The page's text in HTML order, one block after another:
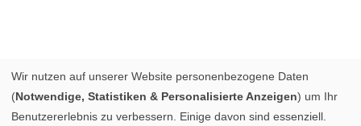
Wir nutzen auf unserer Website personenbezogene Daten
(Notwendige, Statistiken & Personalisierte Anzeigen) um Ihr
Benutzererlebnis zu verbessern. Einige davon sind essenziell.